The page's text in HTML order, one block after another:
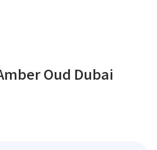
Oud Dubai